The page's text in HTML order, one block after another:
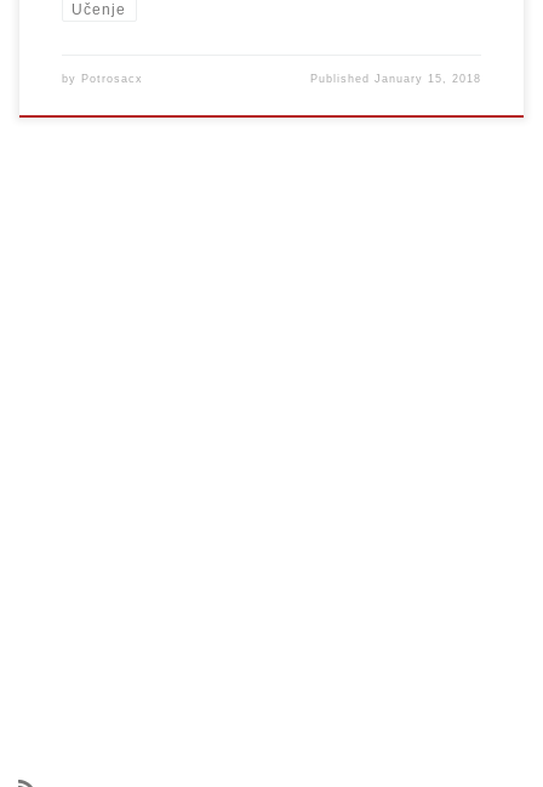
Učenje
by Potrosacx PublishedJanuary 15, 2018